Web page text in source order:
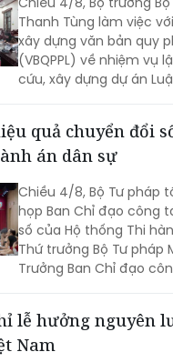
Thanh Tùng làm việc
xây dựng văn bản quy
(VBQPPL) về nhiệm vụ
cứu, xây dựng dự án
trưởng Đặng Hoàng
quả chuyển đổi
án dân sự
Chiều 4/8, Bộ Tư pháp
họp Ban Chỉ đạo công
số của Hộ thống Thi
Thứ trưởng Bộ Tư pháp
Trưởng Ban Chỉ đạo
lễ hưởng nguyên
Nam